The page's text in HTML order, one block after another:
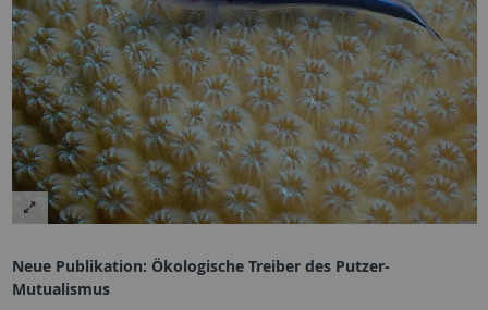
Neue Publikation: Ökologische Treiber des Putzer-
Mutualismus